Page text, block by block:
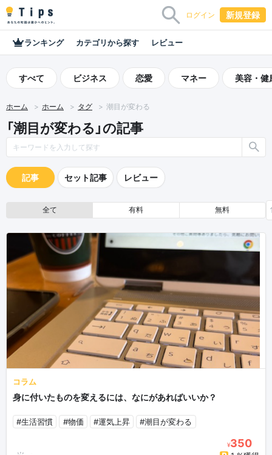
ログイン 新規登録
ランキング カテゴリから探す レビュー
すべて ビジネス 恋愛 マネー 美容・健
ホーム ホーム タグ 潮目が変わる
「潮目が変わる」の記事
記事 セット記事 レビュー
全て 有料 無料
コラム
身に付いたものを変えるには、なにがあればいいか？
#生活習慣 #物価 #運気上昇 #潮目が変わる
¥350